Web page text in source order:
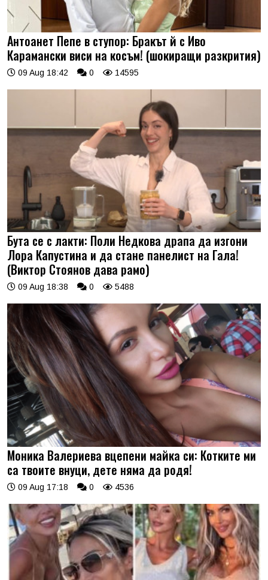
Антоанет Пепе в ступор: Бракът й с Иво
Карамански виси на косъм! (шокиращи разкрития)
09 Aug 18:42 0 14595
Бута се с лакти: Поли Недкова драпа да изгони
Лора Капустина и да стане панелист на Гала!
(Виктор Стоянов дава рамо)
09 Aug 18:38 0 5488
Моника Валериева вцепени майка си: Котките ми
са твоите внуци, дете няма да родя!
09 Aug 17:18 0 4536